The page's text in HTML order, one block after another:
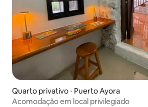
Quarto privativo ⋅ Puerto Ayora
Acomodação em local privilegiado